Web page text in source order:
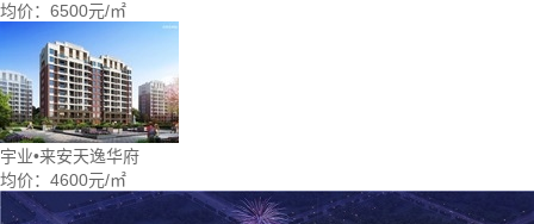
均价： 6500元/㎡
宇业•来安天逸华府
均价： 4600元/㎡